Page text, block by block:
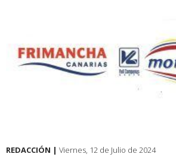
REDACCIÓN | Viernes, 12 de Julio de 2024